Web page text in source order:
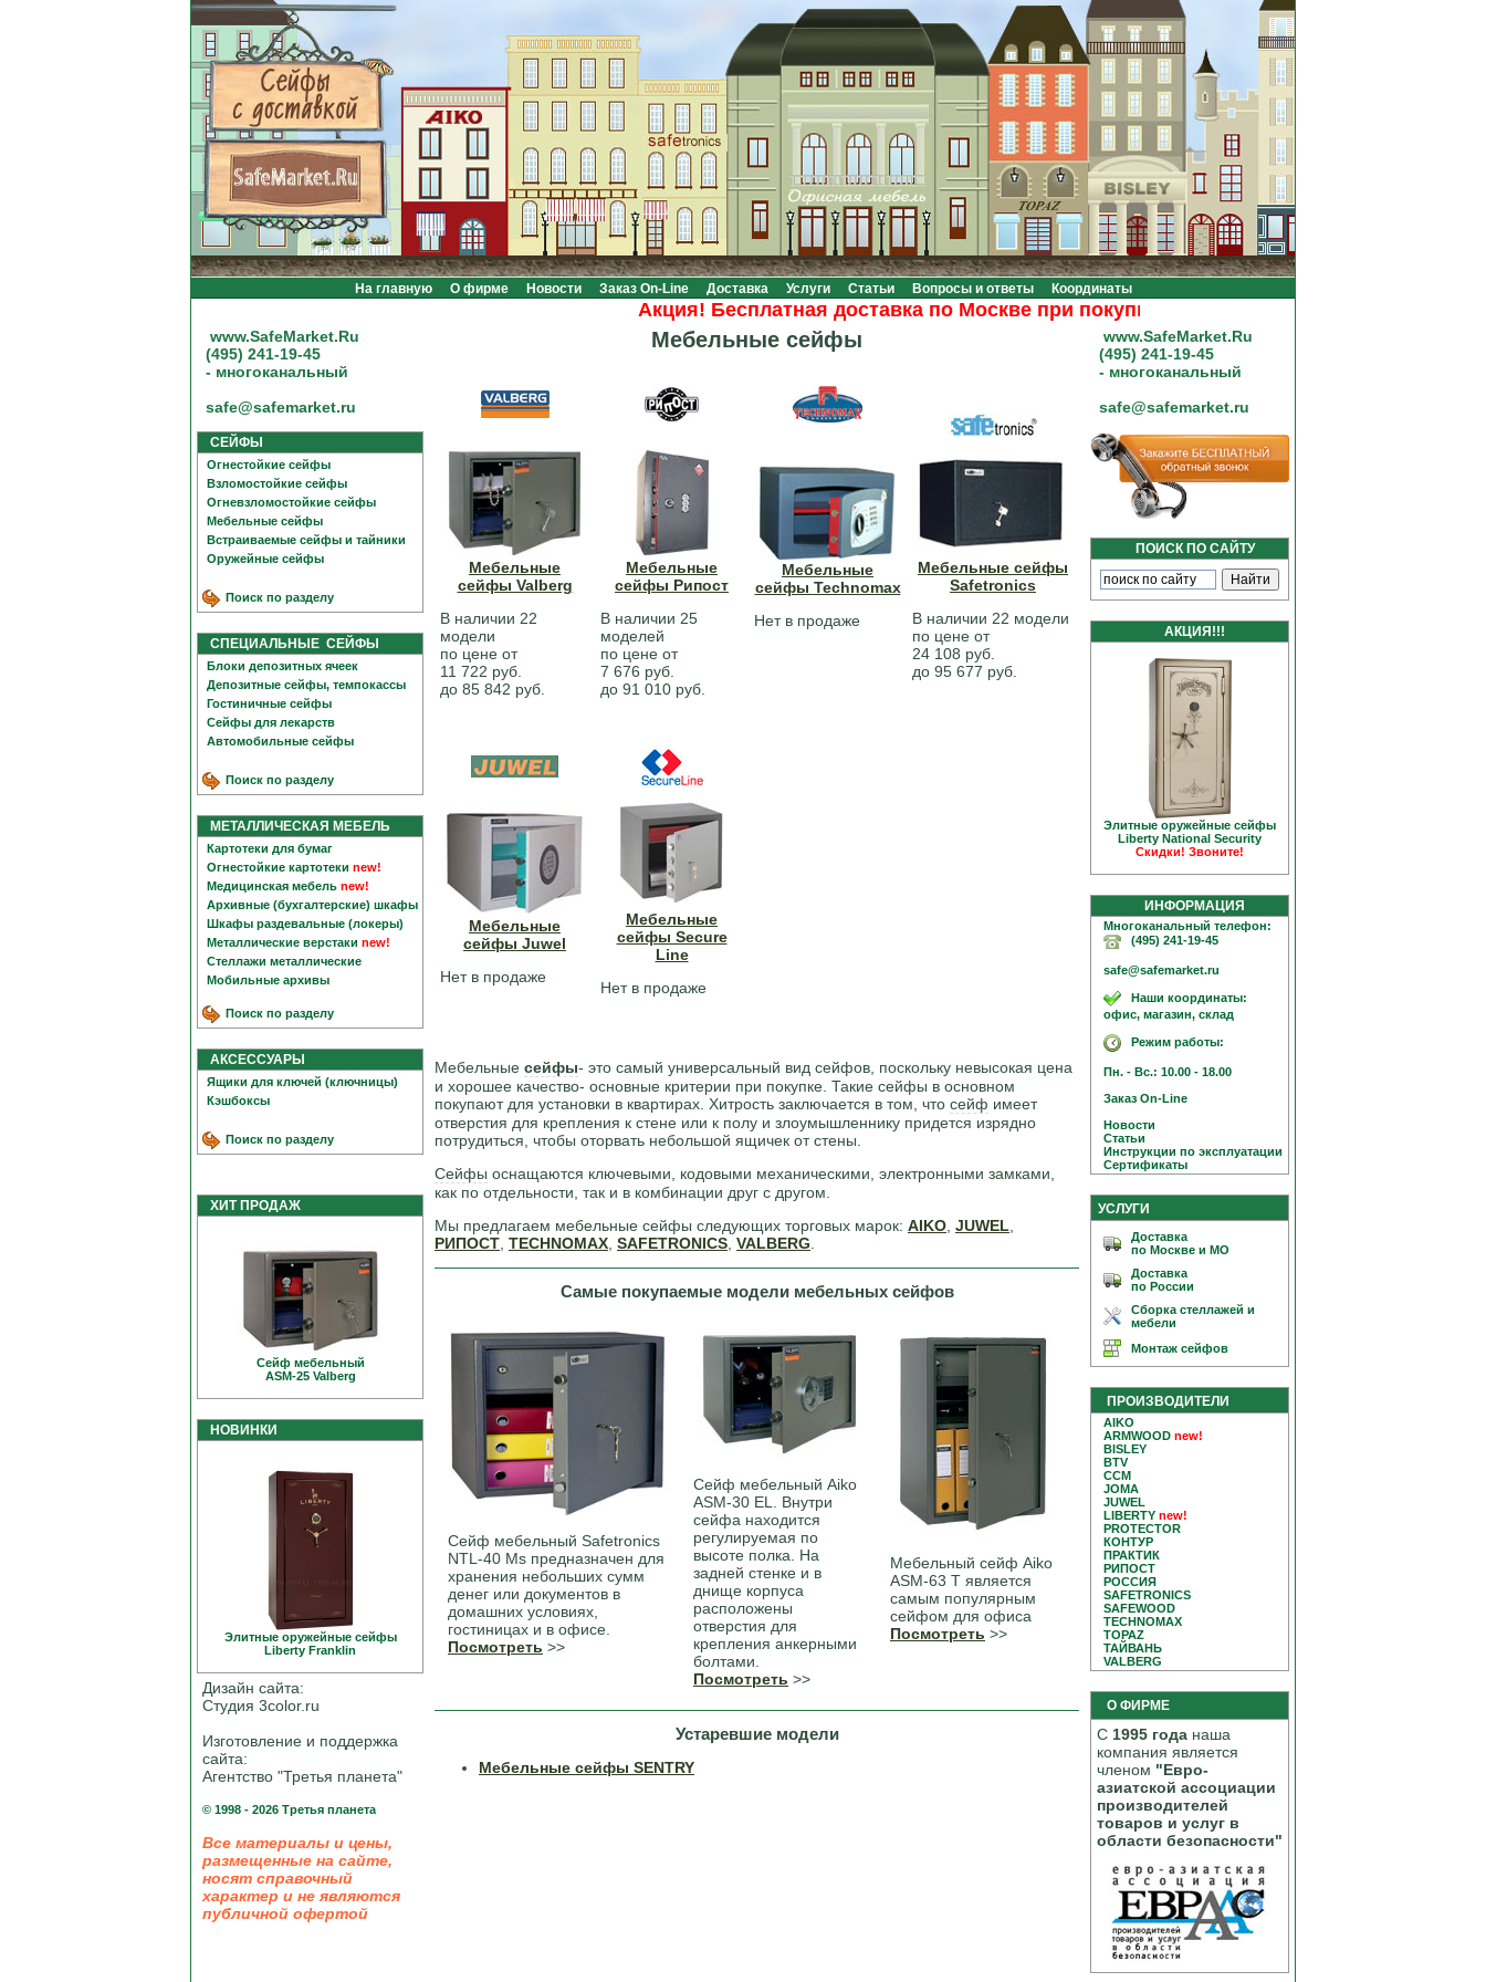
На главную О фирме Новости Заказ On-Line Доставка Услуги Статьи Вопросы и ответы Координаты
Акция! Бесплатная доставка по Москве при покупке на сумму от 20000 рублей.
www.SafeMarket.Ru
(495) 241-19-45
- многоканальный
safe@safemarket.ru
СЕЙФЫ
Огнестойкие сейфы
Взломостойкие сейфы
Огневзломостойкие сейфы
Мебельные сейфы
Встраиваемые сейфы и тайники
Оружейные сейфы
Поиск по разделу
СПЕЦИАЛЬНЫЕ СЕЙФЫ
Блоки депозитных ячеек
Депозитные сейфы, темпокассы
Гостиничные сейфы
Сейфы для лекарств
Автомобильные сейфы
Поиск по разделу
МЕТАЛЛИЧЕСКАЯ МЕБЕЛЬ
Картотеки для бумаг
Огнестойкие картотеки new!
Медицинская мебель new!
Архивные (бухгалтерские) шкафы
Шкафы раздевальные (локеры)
Металлические верстаки new!
Стеллажи металлические
Мобильные архивы
Поиск по разделу
АКСЕССУАРЫ
Ящики для ключей (ключницы)
Кэшбоксы
Поиск по разделу
ХИТ ПРОДАЖ
Сейф мебельный
ASM-25 Valberg
НОВИНКИ
Элитные оружейные сейфы
Liberty Franklin
Дизайн сайта:
Студия 3color.ru
Изготовление и поддержка
сайта:
Агентство "Третья планета"
© 1998 - 2026 Третья планета
Все материалы и цены,
размещенные на сайте,
носят справочный
характер и не являются
публичной офертой
Мебельные сейфы
Мебельные
сейфы Valberg
В наличии 22
модели
по цене от
11 722 руб.
до 85 842 руб.
Мебельные
сейфы Рипост
В наличии 25
моделей
по цене от
7 676 руб.
до 91 010 руб.
Мебельные
сейфы Technomax
Нет в продаже
Мебельные сейфы
Safetronics
В наличии 22 модели
по цене от
24 108 руб.
до 95 677 руб.
Мебельные
сейфы Juwel
Нет в продаже
Мебельные
сейфы Secure
Line
Нет в продаже
Мебельные сейфы- это самый универсальный вид сейфов, поскольку невысокая цена
и хорошее качество- основные критерии при покупке. Такие сейфы в основном
покупают для установки в квартирах. Хитрость заключается в том, что сейф имеет
отверстия для крепления к стене или к полу и злоумышленнику придется изрядно
потрудиться, чтобы оторвать небольшой ящичек от стены.
Сейфы оснащаются ключевыми, кодовыми механическими, электронными замками,
как по отдельности, так и в комбинации друг с другом.
Мы предлагаем мебельные сейфы следующих торговых марок: AIKO JUWEL
РИПОСТ TECHNOMAX SAFETRONICS VALBERG
Самые покупаемые модели мебельных сейфов
Сейф мебельный Safetronics
NTL-40 Ms предназначен для
хранения небольших сумм
денег или документов в
домашних условиях,
гостиницах и в офисе.
Посмотреть >>
Сейф мебельный Aiko
ASM-30 EL. Внутри
сейфа находится
регулируемая по
высоте полка. На
задней стенке и в
днище корпуса
расположены
отверстия для
крепления анкерными
болтами.
Посмотреть >>
Мебельный сейф Aiko
ASM-63 T является
самым популярным
сейфом для офиса
Посмотреть >>
Устаревшие модели
Мебельные сейфы SENTRY
www.SafeMarket.Ru
(495) 241-19-45
- многоканальный
safe@safemarket.ru
ПОИСК ПО САЙТУ
АКЦИЯ!!!
Элитные оружейные сейфы
Liberty National Security
Скидки! Звоните!
ИНФОРМАЦИЯ
Многоканальный телефон:
(495) 241-19-45
safe@safemarket.ru
Наши координаты:
офис, магазин, склад
Режим работы:
Пн. - Вс.: 10.00 - 18.00
Заказ On-Line
Новости
Статьи
Инструкции по эксплуатации
Сертификаты
УСЛУГИ
Доставка
по Москве и МО
Доставка
по России
Сборка стеллажей и
мебели
Монтаж сейфов
ПРОИЗВОДИТЕЛИ
AIKO
ARMWOOD new!
BISLEY
BTV
CCM
JOMA
JUWEL
LIBERTY new!
PROTECTOR
КОНТУР
ПРАКТИК
РИПОСТ
РОССИЯ
SAFETRONICS
SAFEWOOD
TECHNOMAX
TOPAZ
ТАЙВАНЬ
VALBERG
О ФИРМЕ
С 1995 года наша
компания является
членом "Евро-
азиатской ассоциации
производителей
товаров и услуг в
области безопасности"